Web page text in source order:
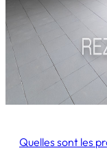
Quelles sont les